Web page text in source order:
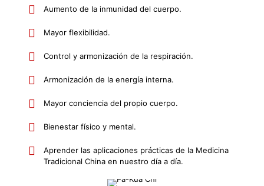
Aumento de la inmunidad del cuerpo.
Mayor flexibilidad.
Control y armonización de la respiración.
Armonización de la energía interna.
Mayor conciencia del propio cuerpo.
Bienestar físico y mental.
Aprender las aplicaciones prácticas de la Medicina
Tradicional China en nuestro día a día.